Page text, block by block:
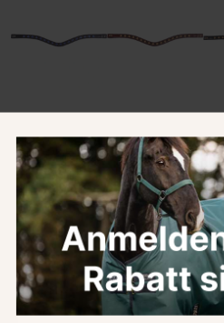
Choose country